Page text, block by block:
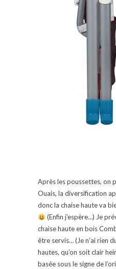
Après les poussettes, on
Ouais, la diversification
donc la chaise haute va
(Enfin j’espère…) Je
chaise haute en bois
être servis… (Je n’ai rien
hautes, qu’on soit clair
basée sous le signe de